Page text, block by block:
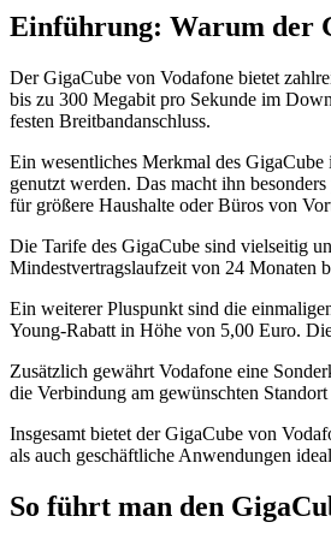
Einführung: Warum der
Der GigaCube von Vodafone bietet
bis zu 300 Megabit pro Sekunde im
festen Breitbandanschluss.
Ein wesentliches Merkmal des
genutzt werden. Das macht ihn
für größere Haushalte oder Büros von
Die Tarife des GigaCube sind vielseitig
Mindestvertragslaufzeit von 24 Monaten
Ein weiterer Pluspunkt sind die
Young-Rabatt in Höhe von 5,00 Euro.
Zusätzlich gewährt Vodafone eine
die Verbindung am gewünschten Standort
Insgesamt bietet der GigaCube von
als auch geschäftliche Anwendungen
So führt man den